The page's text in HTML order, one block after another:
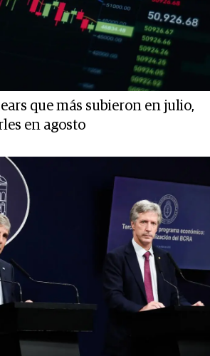
que más subieron en julio,
en agosto